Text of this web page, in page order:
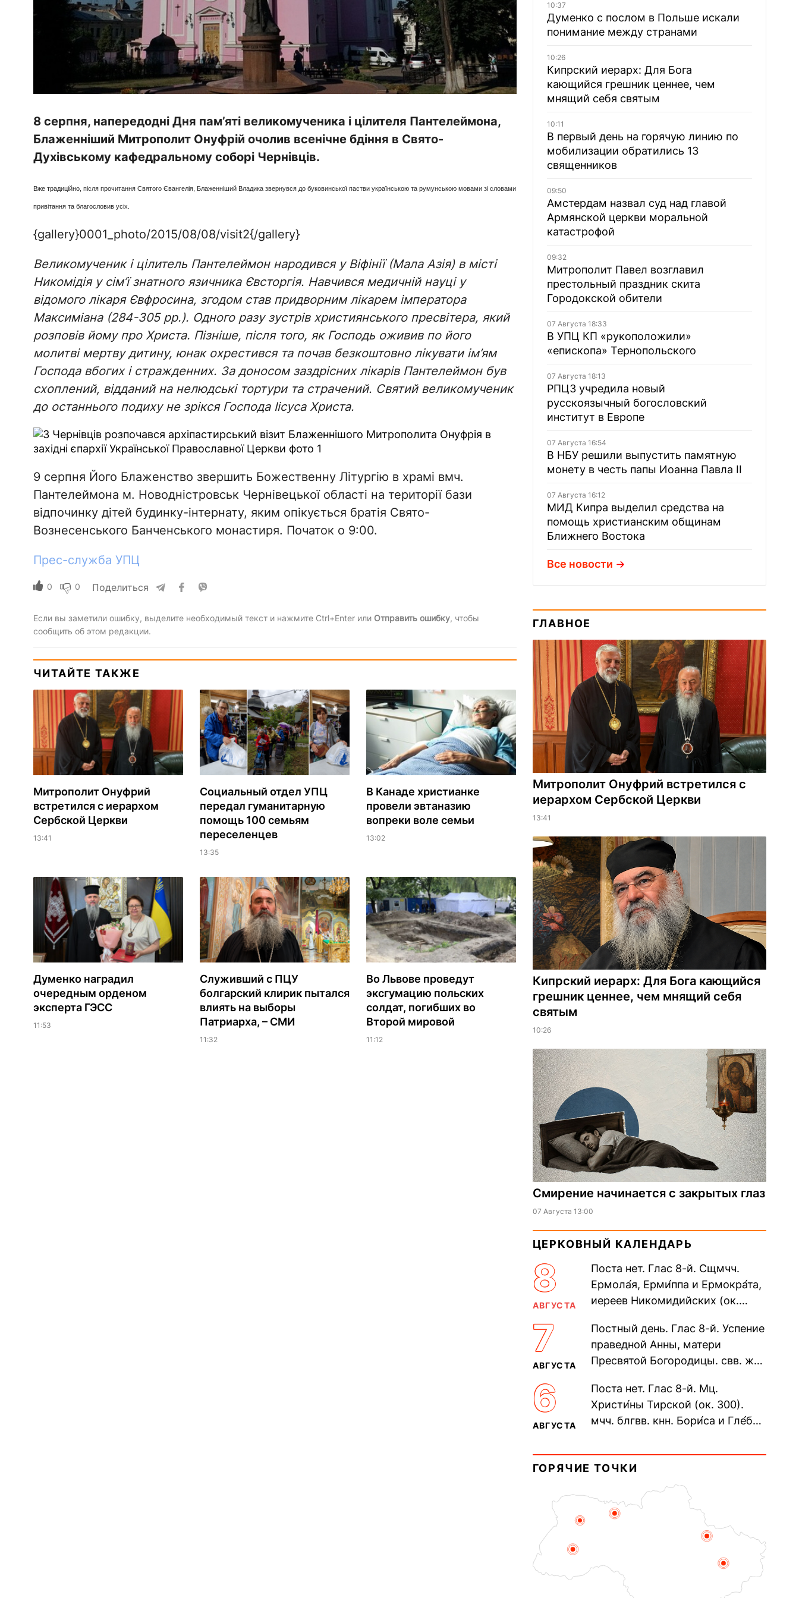
8 серпня, напередодні Дня пам’яті великомученика і цілителя Пантелеймона,
Блаженніший Митрополит Онуфрій очолив всенічне бдіння в Свято-
Духівському кафедральному соборі Чернівців.
Вже традиційно, після прочитання Святого Євангелія, Блаженніший Владика звернувся до буковинської пастви українською та румунською мовами зі словами
привітання та благословив усіх.
{gallery}0001_photo/2015/08/08/visit2{/gallery}
Великомученик і цілитель Пантелеймон народився у Віфінії (Мала Азія) в місті
Никомідія у сім’ї знатного язичника Євсторгія. Навчився медичній науці у
відомого лікаря Євфросина, згодом став придворним лікарем імператора
Максиміана (284-305 рр.). Одного разу зустрів християнського пресвітера, який
розповів йому про Христа. Пізніше, після того, як Господь оживив по його
молитві мертву дитину, юнак охрестився та почав безкоштовно лікувати ім’ям
Господа вбогих і стражденних. За доносом заздрісних лікарів Пантелеймон був
схоплений, відданий на нелюдські тортури та страчений. Святий великомученик
до останнього подиху не зрікся Господа Іісуса Христа.
9 серпня Його Блаженство звершить Божественну Літургію в храмі вмч.
Пантелеймона м. Новодністровськ Чернівецької області на території бази
відпочинку дітей будинку-інтернату, яким опікується братія Свято-
Вознесенського Банченського монастиря. Початок о 9:00.
Прес-служба УПЦ
0 0 Поделиться
Если вы заметили ошибку, выделите необходимый текст и нажмите Ctrl+Enter или Отправить ошибку, чтобы
сообщить об этом редакции.
ЧИТАЙТЕ ТАКЖЕ
Митрополит Онуфрий
встретился с иерархом
Сербской Церкви
13:41
Социальный отдел УПЦ
передал гуманитарную
помощь 100 семьям
переселенцев
13:35
В Канаде христианке
провели эвтаназию
вопреки воле семьи
13:02
Думенко наградил
очередным орденом
эксперта ГЭСС
11:53
Служивший с ПЦУ
болгарский клирик пытался
влиять на выборы
Патриарха, – СМИ
11:32
Во Львове проведут
эксгумацию польских
солдат, погибших во
Второй мировой
11:12
10:37
Думенко с послом в Польше искали
понимание между странами
10:26
Кипрский иерарх: Для Бога
кающийся грешник ценнее, чем
мнящий себя святым
10:11
В первый день на горячую линию по
мобилизации обратились 13
священников
09:50
Амстердам назвал суд над главой
Армянской церкви моральной
катастрофой
09:32
Митрополит Павел возглавил
престольный праздник скита
Городокской обители
07 Августа 18:33
В УПЦ КП «рукоположили»
«епископа» Тернопольского
07 Августа 18:13
РПЦЗ учредила новый
русскоязычный богословский
институт в Европе
07 Августа 16:54
В НБУ решили выпустить памятную
монету в честь папы Иоанна Павла II
07 Августа 16:12
МИД Кипра выделил средства на
помощь христианским общинам
Ближнего Востока
Все новости
ГЛАВНОЕ
Митрополит Онуфрий встретился с
иерархом Сербской Церкви
13:41
Кипрский иерарх: Для Бога кающийся
грешник ценнее, чем мнящий себя
святым
10:26
Смирение начинается с закрытых глаз
07 Августа 13:00
ЦЕРКОВНЫЙ КАЛЕНДАРЬ
8
АВГУСТА
Поста нет. Глас 8-й. Сщмчч.
Ермола́я, Ерми́ппа и Ермокра́та,
иереев Никомидийских (ок.
Печерского, в Ближних
пещерах...
7
АВГУСТА
Постный день. Глас 8-й. Успение
праведной Анны, матери
Пресвятой Богородицы. свв. жен
прп. Евпракси́и девы,...
6
АВГУСТА
Поста нет. Глас 8-й. Мц.
Христи́ны Тирской (ок. 300).
мчч. блгвв. кнн. Бори́са и Гле́ба,
Дави́да (1015). Прп....
ГОРЯЧИЕ ТОЧКИ